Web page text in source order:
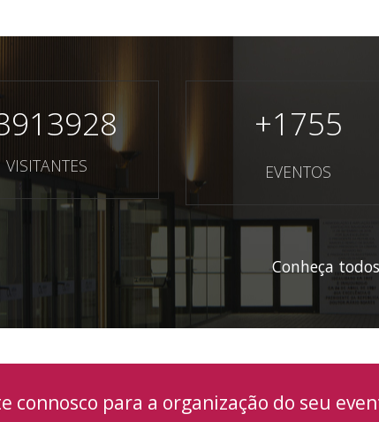
VISITANTES
+1755
EVENTOS
Conheça
connosco para a organização do seu